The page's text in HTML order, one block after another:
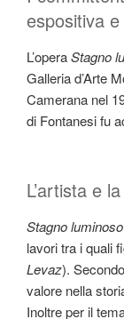
espositiva
L’operaStagno
Galleria d’Arte
Camerana nel
di Fontanesi fu
L’artista e
Stagno luminoso
lavori tra i quali
Levaz).
valore nella
Inoltre per il